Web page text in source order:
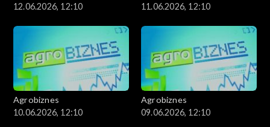
12.06.2026, 12:10
11.06.2026, 12:10
Agrobiznes
10.06.2026, 12:10
Agrobiznes
09.06.2026, 12:10